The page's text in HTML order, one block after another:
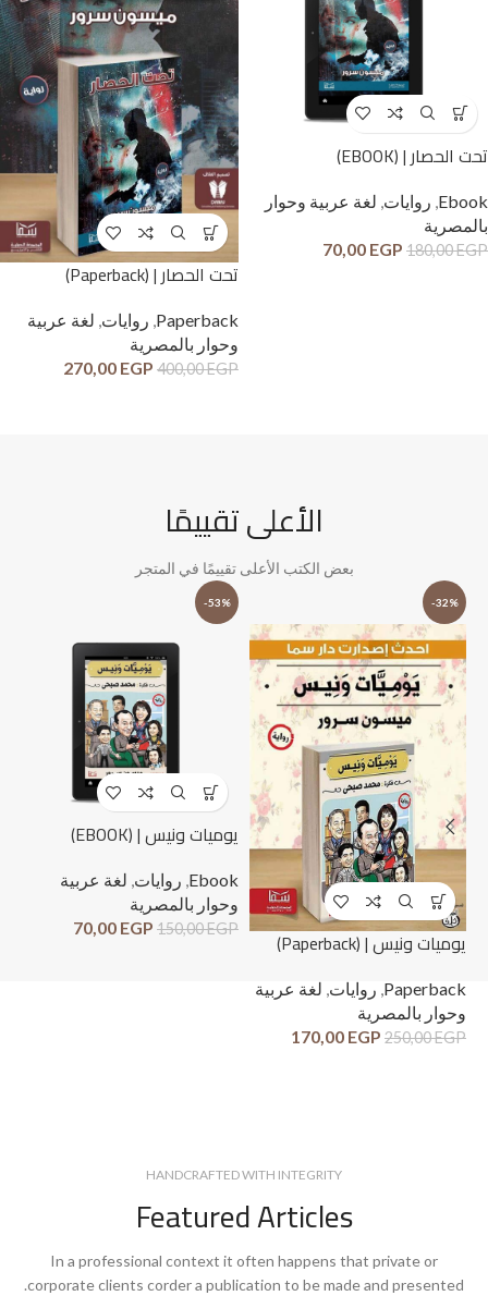
تحت الحصار | (EBOOK)
Ebook
, روايات, لغة عربية وحوار
بالمصرية
180,00EGP
70,00 EGP
تحت الحصار | (Paperback)
Paperback
, روايات, لغة عربية
وحوار بالمصرية
400,00EGP
270,00 EGP
الأعلى تقييمًا
بعض الكتب الأعلى تقييمًا في المتجر
-32%
يوميات ونيس | (Paperback)
Paperback
, روايات, لغة عربية
وحوار بالمصرية
250,00EGP
170,00 EGP
-53%
يوميات ونيس | (EBOOK)
Ebook
, روايات, لغة عربية
وحوار بالمصرية
150,00EGP
70,00 EGP
HANDCRAFTED WITH INTEGRITY
Featured Articles
In a professional context it often happens that private or
corporate clients corder a publication to be made and presented.